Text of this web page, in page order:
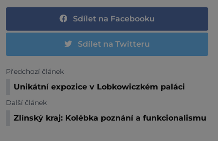
Sdílet na Facebooku
Sdílet na Twitteru
Předchozí článek
Unikátní expozice v Lobkowiczkém paláci
Další článek
Zlínský kraj: Kolébka poznání a funkcionalismu